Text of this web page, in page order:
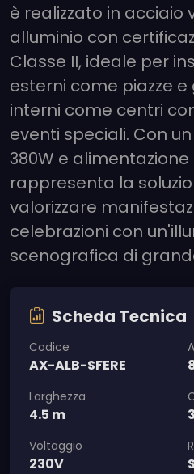
è realizzato in acciaio
alluminio con
Classe II, ideale per
esterni come piazze e
interni come centri
eventi speciali. Con
380W e alimentazione
rappresenta la
valorizzare
celebrazioni con
scenografica di
Scheda Tecnica
Codice
AX-ALB-SFERE
Larghezza
4.5 m
Voltaggio
230V